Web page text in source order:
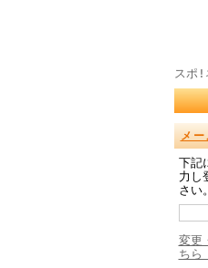
スポ!
メ
下記
力し
さい。
変更
ちら